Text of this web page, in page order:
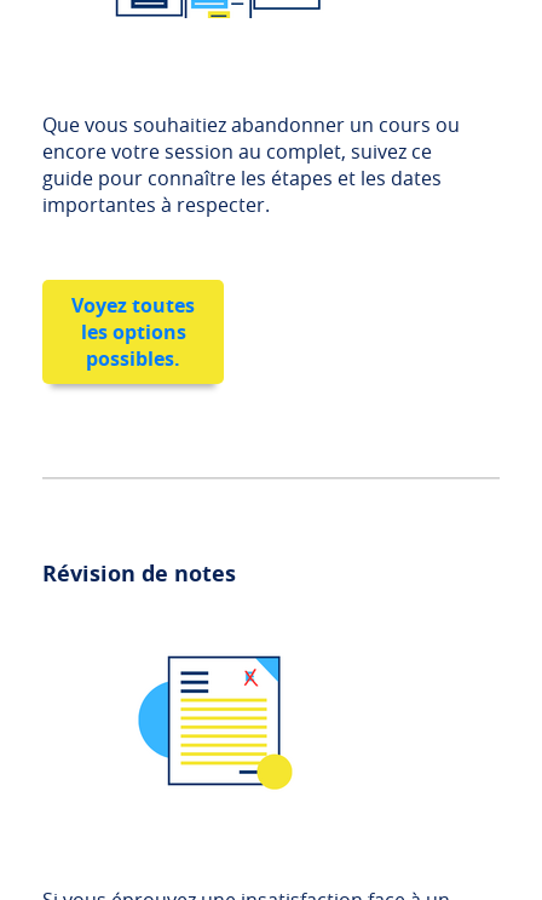
Que vous souhaitiez abandonner un cours ou
encore votre session au complet, suivez ce
guide pour connaître les étapes et les dates
importantes à respecter.
Voyez toutes
les options
possibles.
Révision de notes